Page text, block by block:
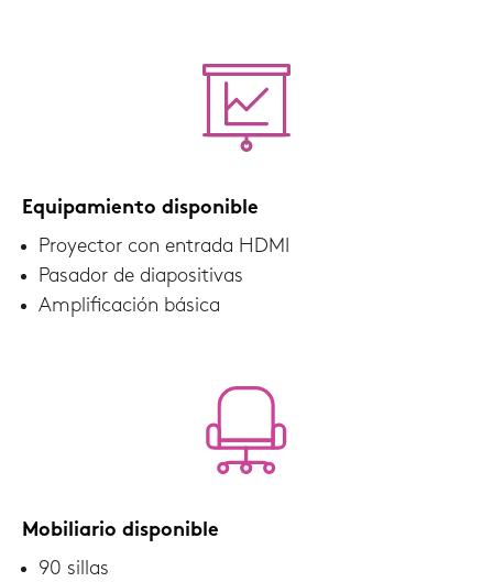
Equipamiento disponible
Proyector con entrada HDMI
Pasador de diapositivas
Amplificación básica
Mobiliario disponible
90 sillas